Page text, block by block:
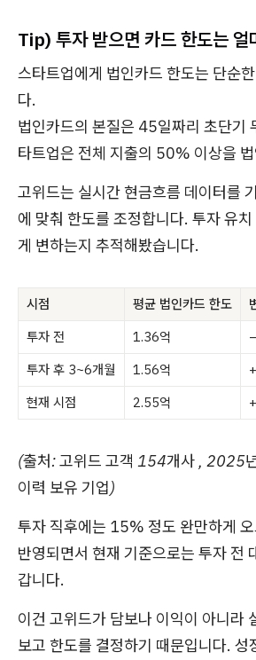
Tip) 투자 받으면 카드 한도는 얼
스타트업에게 법인카드 한도는 단순
다.
법인카드의 본질은 45일짜리 초단기
타트업은 전체 지출의 50% 이상을
고위드는 실시간 현금흐름 데이터를
에 맞춰 한도를 조정합니다. 투자 유
게 변하는지 추적해봤습니다.
시점 평균 법인카드 한도
투자 전
1.36억
투자 후 3~6개월
1.56억
현재 시점
2.55억
(출처: 고위드 고객 154개사 , 2025
이력 보유 기업)
투자 직후에는 15% 정도 완만하게
반영되면서 현재 기준으로는 투자 전
갑니다.
이건 고위드가 담보나 이익이 아니라
보고 한도를 결정하기 때문입니다. 성